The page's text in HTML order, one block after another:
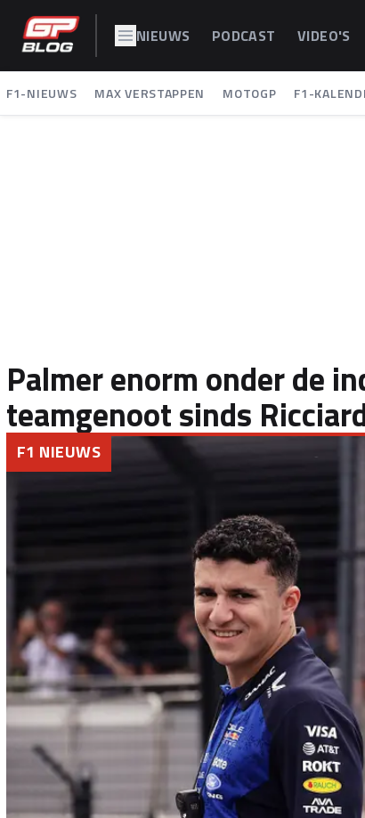
NIEUWS PODCAST VIDEO'S
F1-NIEUWS MAX VERSTAPPEN MOTOGP F1-
Palmer enorm onder de
teamgenoot sinds
F1 NIEUWS